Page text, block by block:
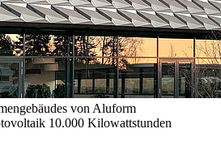
von Aluform
10.000 Kilowattstunden